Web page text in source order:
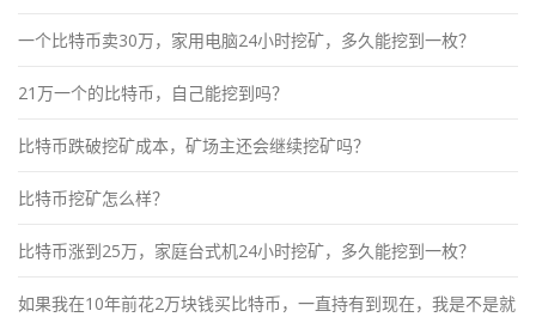
一个比特币卖30万，家用电脑24小时挖矿，多久能挖到一枚？
21万一个的比特币，自己能挖到吗？
比特币跌破挖矿成本，矿场主还会继续挖矿吗？
比特币挖矿怎么样？
比特币涨到25万，家庭台式机24小时挖矿，多久能挖到一枚？
如果我在10年前花2万块钱买比特币，一直持有到现在，我是不是就